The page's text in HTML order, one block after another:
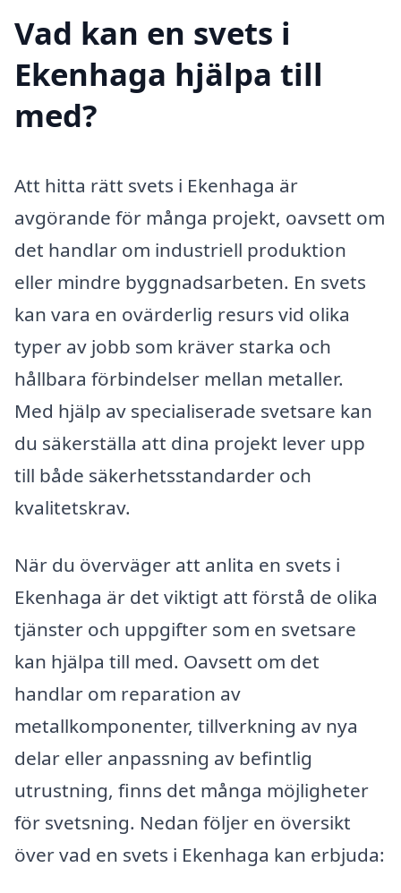
Vad kan en svets i
Ekenhaga hjälpa till
med?
Att hitta rätt svets i Ekenhaga är
avgörande för många projekt, oavsett om
det handlar om industriell produktion
eller mindre byggnadsarbeten. En svets
kan vara en ovärderlig resurs vid olika
typer av jobb som kräver starka och
hållbara förbindelser mellan metaller.
Med hjälp av specialiserade svetsare kan
du säkerställa att dina projekt lever upp
till både säkerhetsstandarder och
kvalitetskrav.
När du överväger att anlita en svets i
Ekenhaga är det viktigt att förstå de olika
tjänster och uppgifter som en svetsare
kan hjälpa till med. Oavsett om det
handlar om reparation av
metallkomponenter, tillverkning av nya
delar eller anpassning av befintlig
utrustning, finns det många möjligheter
för svetsning. Nedan följer en översikt
över vad en svets i Ekenhaga kan erbjuda: